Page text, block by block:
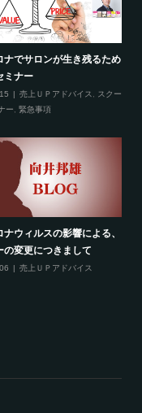
メニュー技術講習の内容
スクール・セミナー
症という病気について
ご報告,雑談